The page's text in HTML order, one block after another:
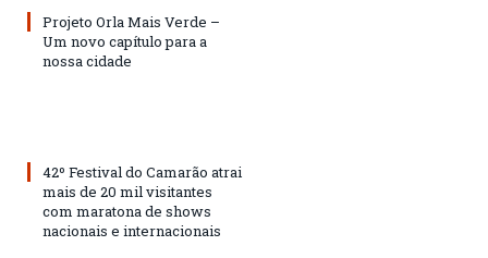
Projeto Orla Mais Verde –
Um novo capítulo para a
nossa cidade
42º Festival do Camarão atrai
mais de 20 mil visitantes
com maratona de shows
nacionais e internacionais